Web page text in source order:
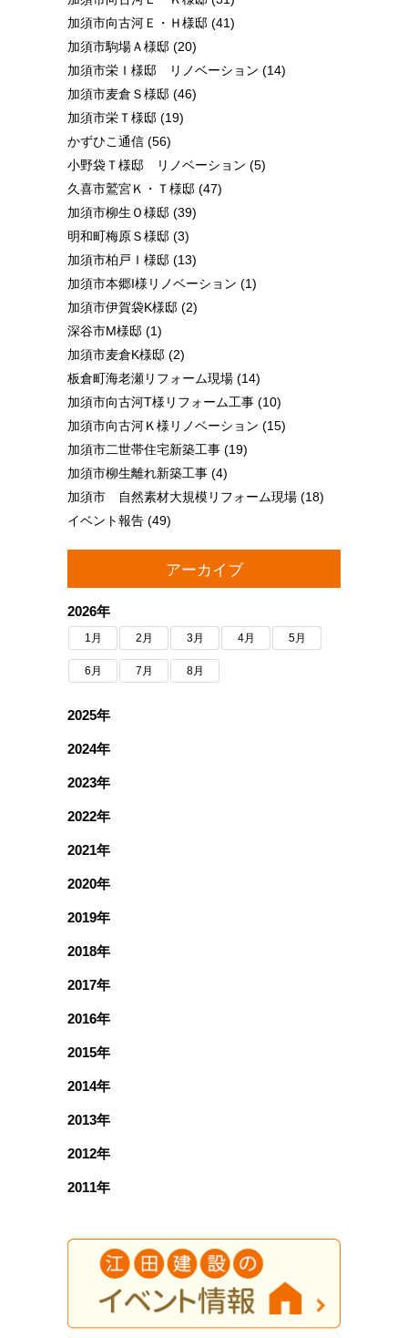
加須市向古河Ｅ・Ｈ様邸 (41)
加須市駒場Ａ様邸 (20)
加須市栄Ｉ様邸 リノベーション (14)
加須市麦倉Ｓ様邸 (46)
加須市栄Ｔ様邸 (19)
かずひこ通信 (56)
小野袋Ｔ様邸 リノベーション (5)
久喜市鷲宮Ｋ・Ｔ様邸 (47)
加須市柳生Ｏ様邸 (39)
明和町梅原Ｓ様邸 (3)
加須市柏戸Ｉ様邸 (13)
加須市本郷I様リノベーション (1)
加須市伊賀袋K様邸 (2)
深谷市M様邸 (1)
加須市麦倉K様邸 (2)
板倉町海老瀬リフォーム現場 (14)
加須市向古河T様リフォーム工事 (10)
加須市向古河Ｋ様リノベーション (15)
加須市二世帯住宅新築工事 (19)
加須市柳生離れ新築工事 (4)
加須市 自然素材大規模リフォーム現場 (18)
イベント報告 (49)
アーカイブ
2026年
1月 2月 3月 4月 5月
6月 7月 8月
2025年
2024年
2023年
2022年
2021年
2020年
2019年
2018年
2017年
2016年
2015年
2014年
2013年
2012年
2011年